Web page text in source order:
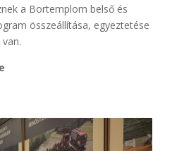
a Bortemplom belső és
összeállítása, egyeztetése